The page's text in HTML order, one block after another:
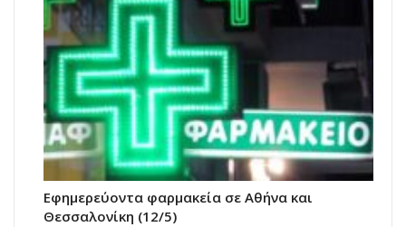
Εφημερεύοντα φαρμακεία σε Αθήνα και
Θεσσαλονίκη (12/5)